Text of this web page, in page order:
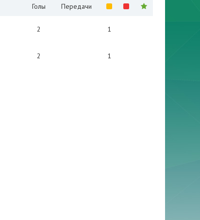
Голы Передачи
2 1
2 1